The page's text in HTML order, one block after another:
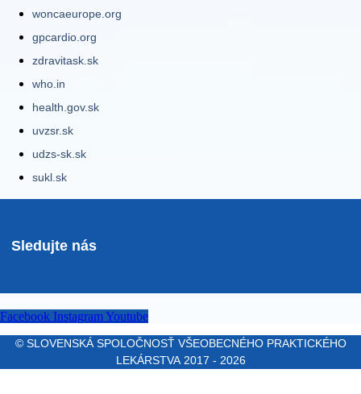
woncaeurope.org
gpcardio.org
zdravitask.sk
who.in
health.gov.sk
uvzsr.sk
udzs-sk.sk
sukl.sk
Sledujte nás
Facebook Instagram Youtube
© SLOVENSKÁ SPOLOČNOSŤ VŠEOBECNÉHO PRAKTICKÉHO
LEKÁRSTVA 2017 - 2026